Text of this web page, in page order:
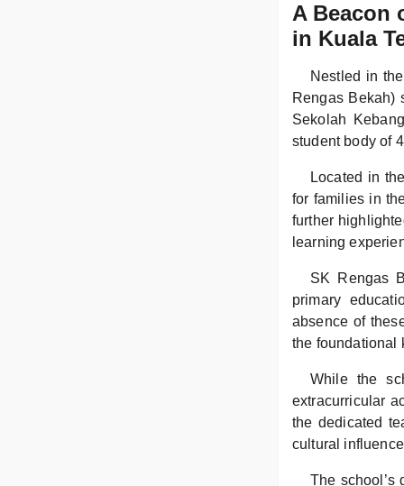
A Beacon
in Kuala
Nestled in
Rengas Bekah)
Sekolah
student body of
Located in
for families in
further
learning
SK Rengas
primary
absence of
the foundational
While the
extracurricular
the dedicated
cultural
The school’s